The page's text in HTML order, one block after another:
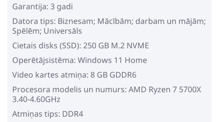
Garantija: 3 gadi
Datora tips: Biznesam; Mācībām; darbam un mājām;
Spēlēm; Universāls
Cietais disks (SSD): 250 GB M.2 NVME
Operētājsistēma: Windows 11 Home
Video kartes atmiņa: 8 GB GDDR6
Procesora modelis un numurs: AMD Ryzen 7 5700X
3.40-4.60GHz
Atmiņas tips: DDR4